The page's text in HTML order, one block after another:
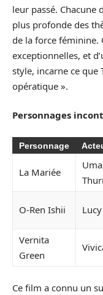
leur passé. Chacune
plus profonde des
de la force féminine.
exceptionnelles, et
style, incarne ce que
opératique ».
Personnages
Personnage
La Mariée
Uma
O-Ren Ishii
Vernita
Green
Ce film a connu un